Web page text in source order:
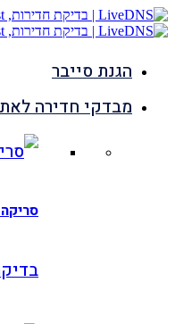
סייבר
חדירה לאתרים
סריקה לאתר
בדיקת